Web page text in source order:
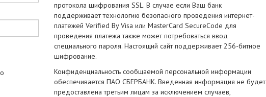
протокола шифрования SSL. В случае если Ваш банк
поддерживает технологию безопасного проведения интернет-
платежей Verified By Visa или MasterCard SecureCode для
проведения платежа также может потребоваться ввод
специального пароля. Настоящий сайт поддерживает 256-битное
шифрование.
Конфиденциальность сообщаемой персональной информации
обеспечивается ПАО СБЕРБАНК. Введенная информация не будет
предоставлена третьим лицам за исключением случаев,